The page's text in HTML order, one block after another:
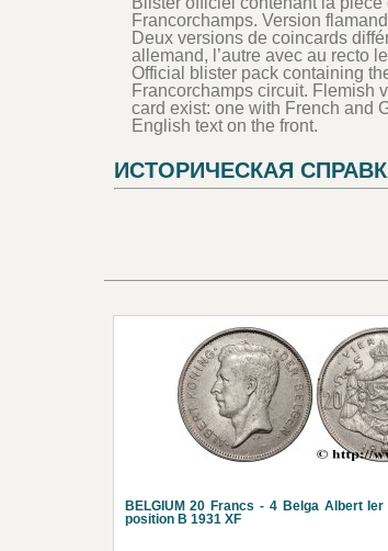
Francorchamps. Version
Deux versions de coincards
allemand, l’autre avec au recto
Official blister pack containing
Francorchamps circuit. Flemish
card exist: one with French and
English text on the front.
ИСТОРИЧЕСКАЯ
BELGIUM 20 Francs - 4 Belga Albert Ier
position B 1931 XF